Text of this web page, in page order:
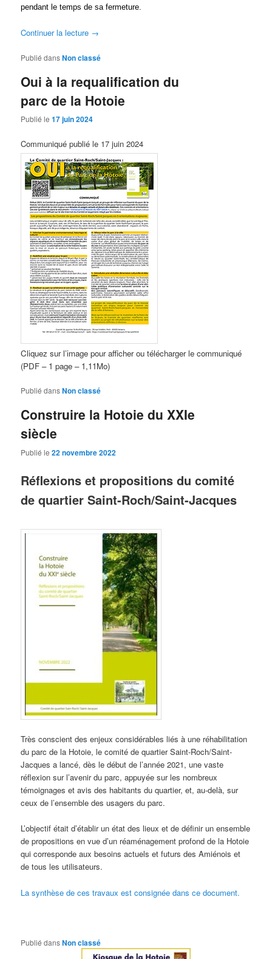
pendant le temps de sa fermeture.
Continuer la lecture →
Publié dansNon classé
Oui à la requalification du
parc de la Hotoie
Publié le17 juin 2024
Communiqué publié le 17 juin 2024
Cliquez sur l’image pour afficher ou télécharger le communiqué
(PDF – 1 page – 1,11Mo)
Publié dansNon classé
Construire la Hotoie du XXIe
siècle
Publié le22 novembre 2022
Réflexions et propositions du comité
de quartier Saint-Roch/Saint-Jacques
Très conscient des enjeux considérables liés à une réhabilitation
du parc de la Hotoie, le comité de quartier Saint-Roch/Saint-
Jacques a lancé, dès le début de l’année 2021, une vaste
réflexion sur l’avenir du parc, appuyée sur les nombreux
témoignages et avis des habitants du quartier, et, au-delà, sur
ceux de l’ensemble des usagers du parc.
L’objectif était d’établir un état des lieux et de définir un ensemble
de propositions en vue d’un réaménagement profond de la Hotoie
qui corresponde aux besoins actuels et futurs des Amiénois et
de tous les utilisateurs.
La synthèse de ces travaux est consignée dans ce document.
Publié dansNon classé